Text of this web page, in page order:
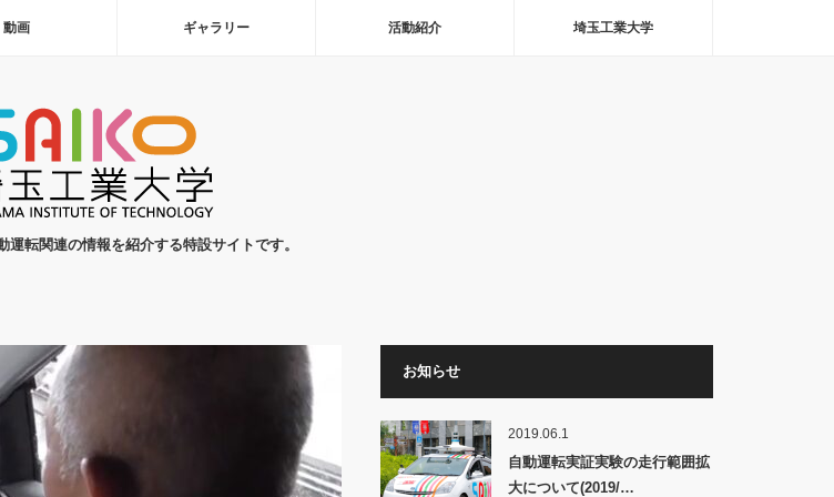
動画 ギャラリー 活動紹介 埼玉工業大学
運転関連の情報を紹介する特設サイトです。
お知らせ
2019.06.1
自動運転実証実験の走行範囲拡
大について(2019/…